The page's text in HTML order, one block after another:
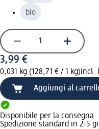
bio
3,99 €
0,031 kg (128,71 € / 1 kg)incl.
Aggiungi al
Disponibile per la consegna
Spedizione standard in 2-5